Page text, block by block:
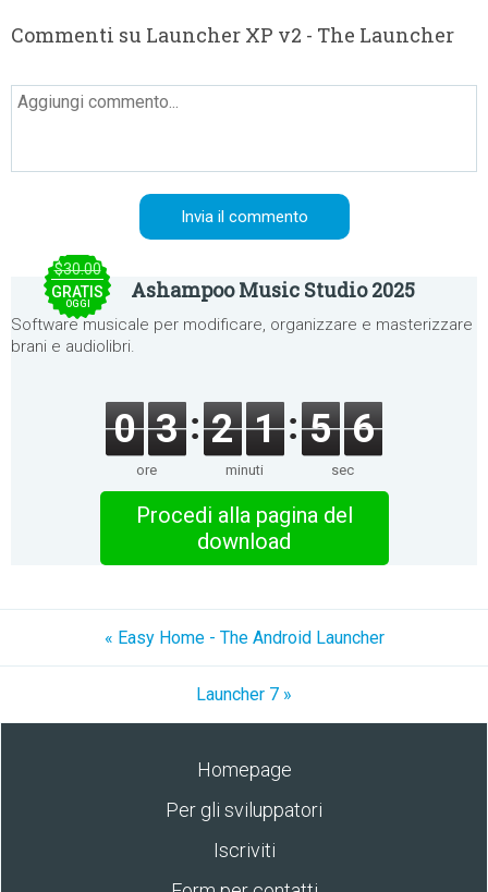
Commenti su Launcher XP v2 - The Launcher
$30.00
GRATIS
OGGI
Ashampoo Music Studio 2025
Software musicale per modificare, organizzare e masterizzare
brani e audiolibri.
0 3
ore
2 1
minuti
5 6
sec
Procedi alla pagina del
download
« Easy Home - The Android Launcher
Launcher 7 »
Homepage
Per gli sviluppatori
Iscriviti